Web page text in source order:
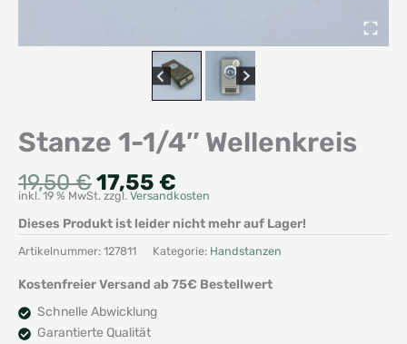
Stanze 1-1/4″ Wellenkreis
19,50€Ursprünglicher
Preis
war:
19,50 €
17,55 €
Preis
ist:
17,55 €.
inkl. 19 % MwSt. zzgl. Versandkosten
Dieses Produkt ist leider nicht mehr auf Lager!
Artikelnummer: 127811 Kategorie: Handstanzen
Kostenfreier Versand ab 75€ Bestellwert
Schnelle Abwicklung
Garantierte Qualität